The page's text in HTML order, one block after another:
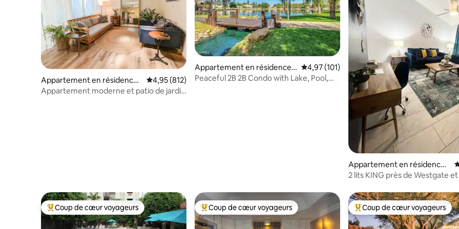
Appartement en résidence ⋅
Phoenix
Évaluation moyenne sur la base de 812 commentaires : 4,95 sur 5
4,95 (812)
Appartement moderne et patio de jardin
Appartement en résidence ⋅
Phoenix
Évaluation moyenne sur la base de 101
4,97 (101)
Peaceful 2B 2B Condo with Lake, Pool,
Appartement en résidence ⋅
Peoria
2 lits KING près de Westgate
Coups de cœur voyageurs les plus appréciés
Coup de cœur voyageurs Coups de cœur voyageurs les plus appréciés
Coup de cœur voyageurs Coups de cœur voyageurs les
Coup de cœur voyageurs